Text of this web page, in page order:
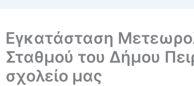
Εγκατάσταση
Σταθμού του Δήμου
σχολείο μας